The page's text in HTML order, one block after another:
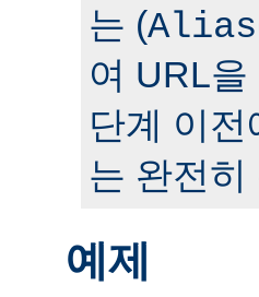
는 (
여 URL
단계 이
는 완전히
예제